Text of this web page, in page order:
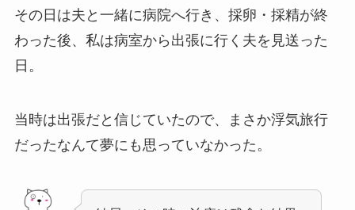
その日は夫と一緒に病院へ行き、採卵・採精が終
わった後、私は病室から出張に行く夫を見送った
日。
当時は出張だと信じていたので、まさか浮気旅行
だったなんて夢にも思っていなかった。